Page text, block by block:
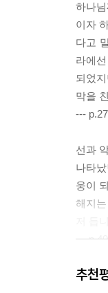
하나
이자
다고
라에
되었
막을
--- p.27
선과
나타
웅이
해지
--- p.40
신의
추천